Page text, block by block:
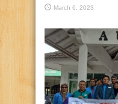
March 6, 2023